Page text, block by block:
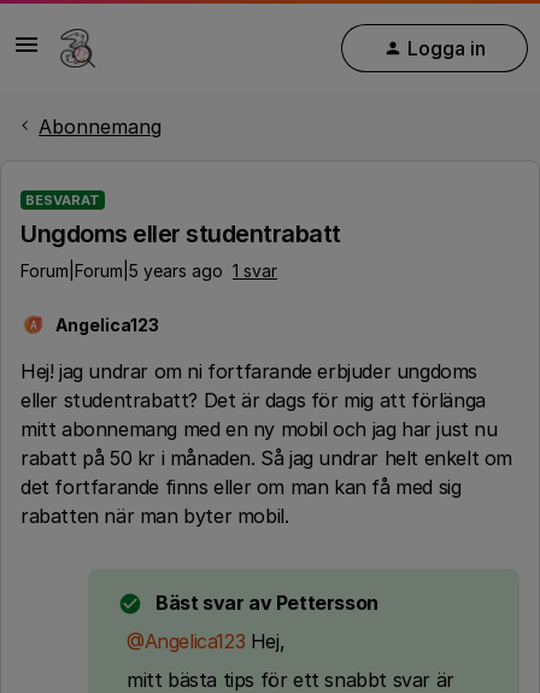
Logga in
Abonnemang
BESVARAT
Ungdoms eller studentrabatt
Forum|Forum|5 years ago 1 svar
A Angelica123
Hej! jag undrar om ni fortfarande erbjuder ungdoms
eller studentrabatt? Det är dags för mig att förlänga
mitt abonnemang med en ny mobil och jag har just nu
rabatt på 50 kr i månaden. Så jag undrar helt enkelt om
det fortfarande finns eller om man kan få med sig
rabatten när man byter mobil.
Bäst svar av Pettersson
@Angelica123 Hej,
mitt bästa tips för ett snabbt svar är